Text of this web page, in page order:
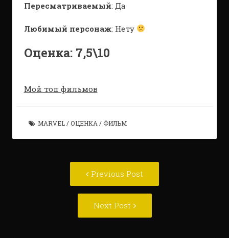
Пересматриваемый: Да
Любимый персонаж: Нету
Оценка: 7,5\10
Мой топ фильмов
MARVEL/ОЦЕНКА /ФИЛЬМ
Previous Post
Next Post